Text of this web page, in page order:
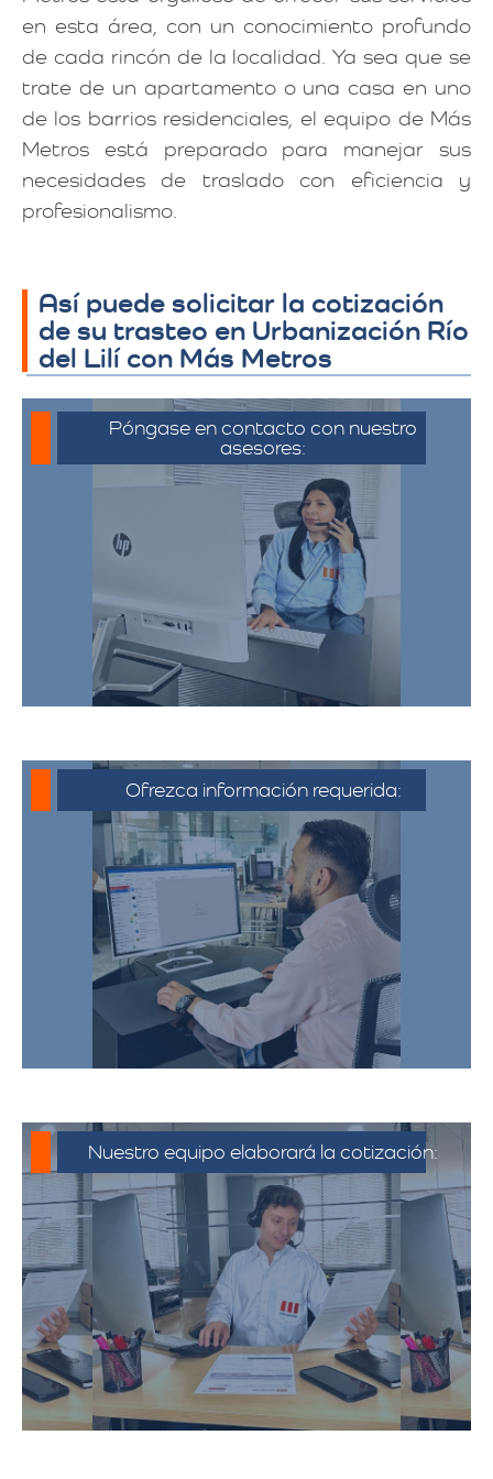
en esta área, con un conocimiento profundo
de cada rincón de la localidad. Ya sea que se
trate de un apartamento o una casa en uno
de los barrios residenciales, el equipo de Más
Metros está preparado para manejar sus
necesidades de traslado con eficiencia y
profesionalismo.
Así puede solicitar la cotización
de su trasteo en Urbanización Río
del Lilí con Más Metros
Póngase en contacto con nuestro
asesores:
Para iniciar el proceso de solicitud de
cotización, puede comunicarse a través
de whatsapp haciendo click en cotizar.​
Ofrezca información requerida:
Debe proporcionar información detallada
sobre la mudanza, incluyendo la dirección
de origen y destino, el tipo y cantidad de
pertenencias.​
Nuestro equipo elaborará la cotización:
Con la información recopilada, el equipo
de Más Metros elabora una cotización
detallada que incluye todos los costos
asociados a la mudanza, como el
transporte, el embalaje, el montaje, y
cualquier servicio adicional solicitado.​